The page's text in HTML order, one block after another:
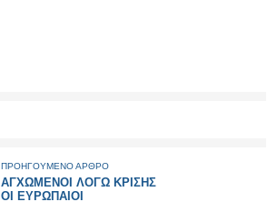
ΠΡΟΗΓΟΥΜΕΝΟ ΑΡΘΡΟ
ΑΓΧΩΜΕΝΟΙ ΛΟΓΩ ΚΡΙΣΗΣ
ΟΙ ΕΥΡΩΠΑΙΟΙ